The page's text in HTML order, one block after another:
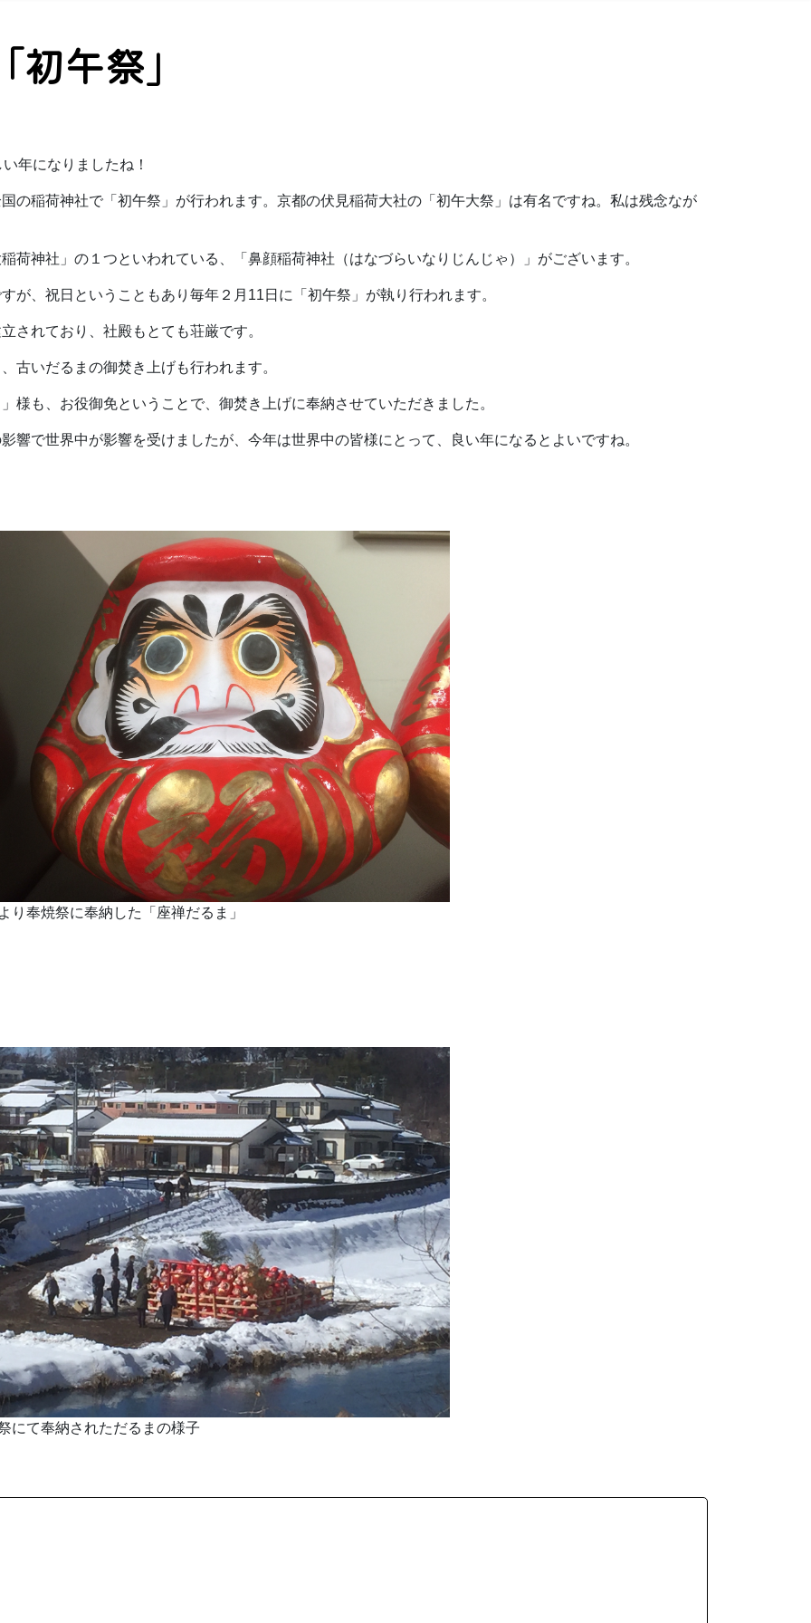
午祭」
年になりましたね！
の稲荷神社で「初午祭」が行われます。京都の伏見稲荷大社の「初午大祭」は有名ですね。私は残念なが
荷神社」の１つといわれている、「鼻顔稲荷神社（はなづらいなりじんじゃ）」がございます。
が、祝日ということもあり毎年２月11日に「初午祭」が執り行われます。
されており、社殿もとても荘厳です。
古いだるまの御焚き上げも行われます。
様も、お役御免ということで、御焚き上げに奉納させていただきました。
響で世界中が影響を受けましたが、今年は世界中の皆様にとって、良い年になるとよいですね。
り奉焼祭に奉納した「座禅だるま」
にて奉納されただるまの様子